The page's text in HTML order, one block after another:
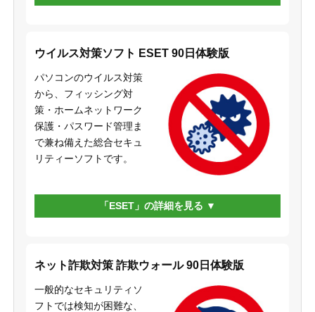
ウイルス対策ソフト ESET 90日体験版
パソコンのウイルス対策
から、フィッシング対
策・ホームネットワーク
保護・パスワード管理ま
で兼ね備えた総合セキュ
リティーソフトです。
「ESET」の詳細を見る
ネット詐欺対策 詐欺ウォール 90日体験版
一般的なセキュリティソ
フトでは検知が困難な、